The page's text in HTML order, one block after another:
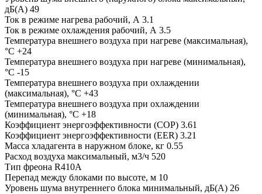
дБ(А) 49
Ток в режиме нагрева рабочий, А 3.1
Ток в режиме охлаждения рабочий, А 3.5
Температура внешнего воздуха при нагреве (максимальная),
°С +24
Температура внешнего воздуха при нагреве (минимальная),
°С -15
Температура внешнего воздуха при охлаждении
(максимальная), °С +43
Температура внешнего воздуха при охлаждении
(минимальная), °С +18
Коэффициент энергоэффективности (COP) 3.61
Коэффициент энергоэффективности (EER) 3.21
Масса хладагента в наружном блоке, кг 0.55
Расход воздуха максимальный, м3/ч 520
Тип фреона R410A
Перепад между блоками по высоте, м 10
Уровень шума внутреннего блока минимальный, дБ(А) 26